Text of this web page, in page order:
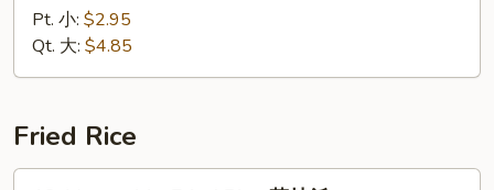
Sour
湯
Pt. 小: $2.95
Qt. 大: $4.85
Fried Rice
12.